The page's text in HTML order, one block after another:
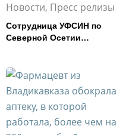
Новости, Пресс релизы
Сотрудница УФСИН по
Северной Осетии
смыслов»